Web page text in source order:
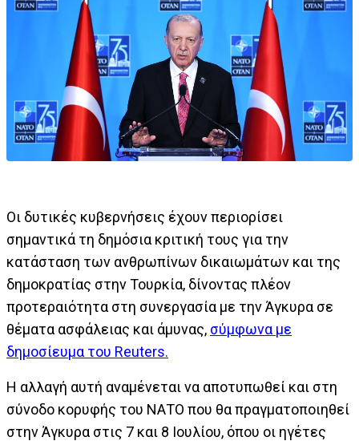
Οι δυτικές κυβερνήσεις έχουν περιορίσει
σημαντικά τη δημόσια κριτική τους για την
κατάσταση των ανθρωπίνων δικαιωμάτων και της
δημοκρατίας στην Τουρκία, δίνοντας πλέον
προτεραιότητα στη συνεργασία με την Άγκυρα σε
θέματα ασφάλειας και άμυνας, σύμφωνα με
δημοσίευμα του Reuters.
Η αλλαγή αυτή αναμένεται να αποτυπωθεί και στη
σύνοδο κορυφής του ΝΑΤΟ που θα πραγματοποιηθεί
στην Άγκυρα στις 7 και 8 Ιουλίου, όπου οι ηγέτες